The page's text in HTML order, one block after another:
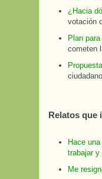
¿Hacia
votación
Plan
cometen
Relatos que
Hace
trabajar y
Me